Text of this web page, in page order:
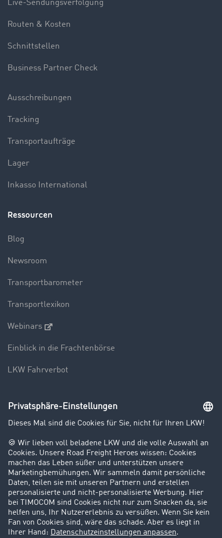
Live-Sendungsverfolgung
Routen & Kosten
Schnittstellen
Business Partner Check
Ausschreibungen
Tracking
Transportaufträge
Lager
Inkasso International
Ressourcen
Blog
Newsroom
Transportbarometer
Transportlexikon
Webinars
Einblick in die Frachtenbörse
LKW Fahrverbot
Unternehmen
Kunden werben Kunden
Success Stories
Karriere
Support
Kontakt